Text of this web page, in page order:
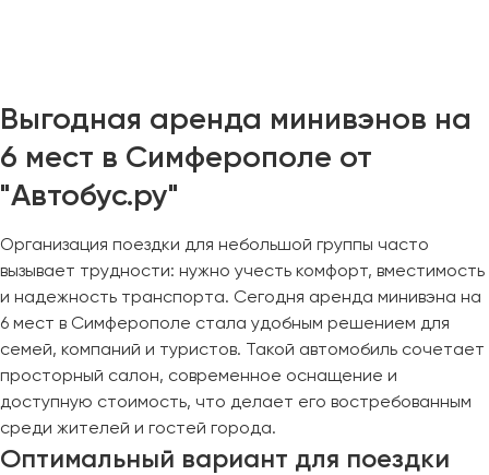
Выгодная аренда минивэнов на
6 мест в Симферополе от
"Автобус.ру"
Организация поездки для небольшой группы часто
вызывает трудности: нужно учесть комфорт, вместимость
и надежность транспорта. Сегодня аренда минивэна на
6 мест в Симферополе стала удобным решением для
семей, компаний и туристов. Такой автомобиль сочетает
просторный салон, современное оснащение и
доступную стоимость, что делает его востребованным
среди жителей и гостей города.
Оптимальный вариант для поездки
Якутск
Ялта
Ярославль